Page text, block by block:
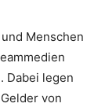
Menschen
Dabei legen
von